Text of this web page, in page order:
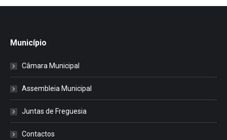
Município
Câmara Municipal
Assembleia Municipal
Juntas de Freguesia
Contactos